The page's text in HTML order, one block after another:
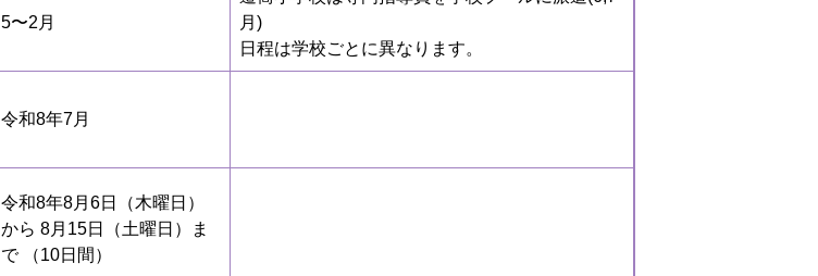
5〜2月
月)
日程は学校ごとに異なります。
令和8年7月
令和8年8月6日（木曜日）
から 8月15日（土曜日）ま
で （10日間）